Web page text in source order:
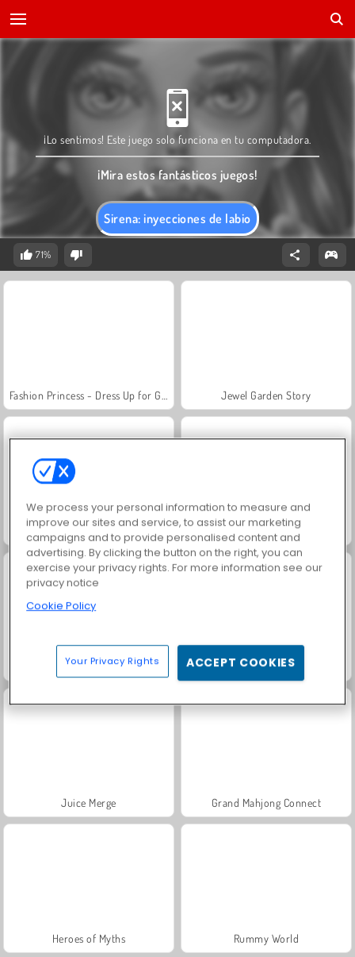
Sirena: inyecciones de labio
¡Lo sentimos! Este juego solo funciona en tu computadora.
¡Mira estos fantásticos juegos!
71%
Jewel Garden Story
Farm Merge Valley Masha and the Bear: Meadows
Royal Story Scala 40
Juice Merge Grand Mahjong Connect
Heroes of Myths Rummy World
We process your personal information to measure and
improve our sites and service, to assist our marketing
campaigns and to provide personalised content and
advertising. By clicking the button on the right, you can
exercise your privacy rights. For more information see our
privacy notice
Cookie Policy
Your Privacy Rights ACCEPT COOKIES